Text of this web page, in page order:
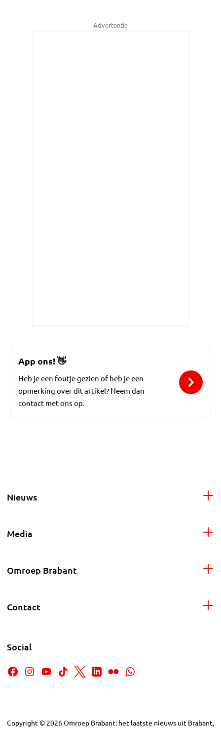
Advertentie
App ons!👋
Heb je een foutje gezien of heb je een
opmerking over dit artikel? Neem dan
contact met ons op.
Nieuws
Media
Omroep Brabant
Contact
Social
Copyright © 2026Omroep Brabant: het laatste nieuws uit Brabant,